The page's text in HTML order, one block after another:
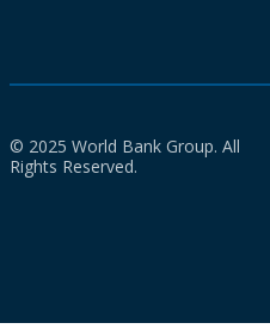
© 2025 World Bank Group. All
Rights Reserved.